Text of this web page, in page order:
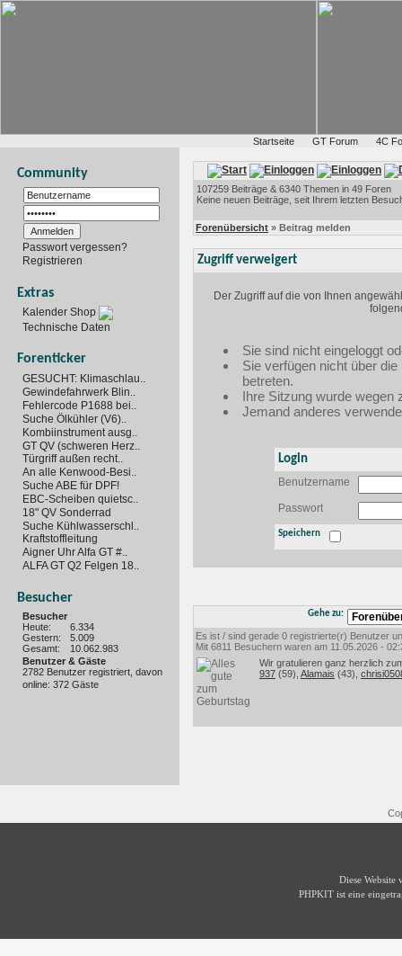
Startseite GT Forum 4C
Community
Passwort vergessen?
Registrieren
Extras
Kalender Shop
Technische Daten
Forenticker
GESUCHT: Klimaschlau..
Gewindefahrwerk Blin..
Fehlercode P1688 bei..
Suche Ölkühler (V6)..
Kombiinstrument ausg..
GT QV (schweren Herz..
Türgriff außen recht..
An alle Kenwood-Besi..
Suche ABE für DPF!
EBC-Scheiben quietsc..
18" QV Sonderrad
Suche Kühlwasserschl..
Kraftstoffleitung
Aigner Uhr Alfa GT #..
ALFA GT Q2 Felgen 18..
Besucher
Besucher
Heute:
6.334
Gestern:
5.009
Gesamt:
10.062.983
Benutzer & Gäste
2782 Benutzer registriert, davon
online: 372 Gäste
107259 Beiträge & 6340 Themen in 49 Foren
Keine neuen Beiträge, seit Ihrem letzten
Forenübersicht » Beitrag melden
Zugriff verweigert
Der Zugriff auf die von Ihnen
Sie sind nicht eingeloggt
Sie verfügen nicht über
betreten.
Ihre Sitzung wurde wegen
Jemand anderes
Login
Benutzername
Passwort
Speichern
Gehe zu:
Es ist / sind gerade 0 registrierte(r) Benutzer
Mit 6811 Besuchern waren am 11.05.2026 -
Wir gratulieren ganz herzlich
937 (59), Alamais (43),
Diese Website
PHPKIT ist eine